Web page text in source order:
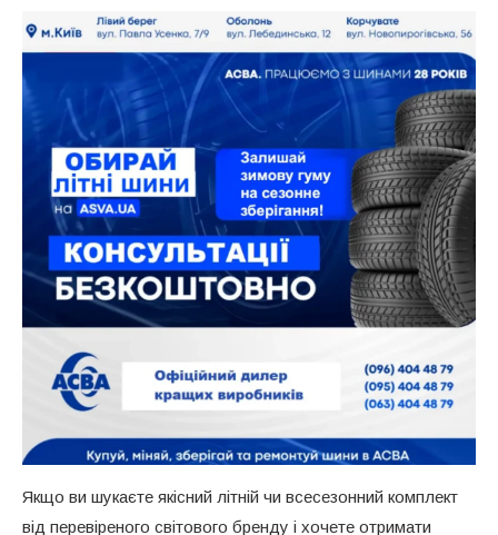
Якщо ви шукаєте якісний літній чи всесезонний комплект
від перевіреного світового бренду і хочете отримати